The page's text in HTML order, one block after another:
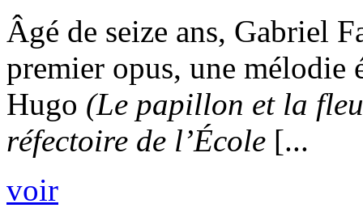
Âgé de seize ans, Gabriel
premier opus, une mélodie
Hugo (Le papillon et la
réfectoire de l’École [...
voir